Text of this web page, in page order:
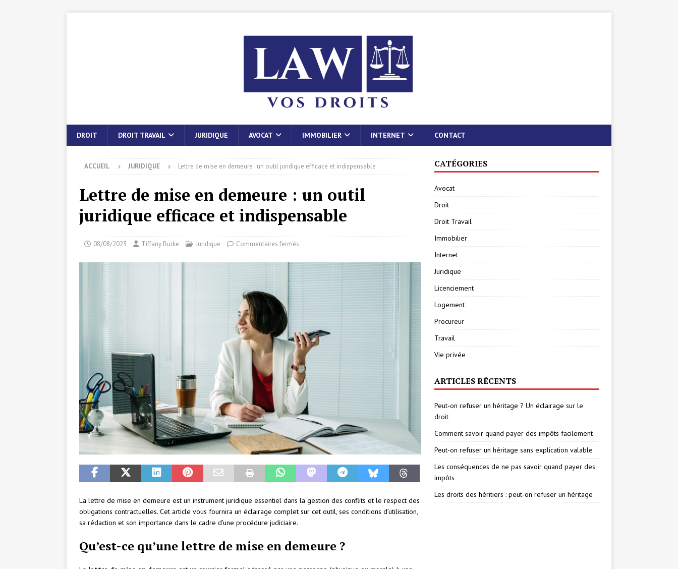
DROIT DROIT TRAVAIL JURIDIQUE AVOCAT IMMOBILIER INTERNET CONTACT
ACCUEIL JURIDIQUE Lettre de mise en demeure : un outil juridique efficace et indispensable
Lettre de mise en demeure : un outil
juridique efficace et indispensable
08/08/2023 Tiffany Burke Juridique Commentaires fermés
La lettre de mise en demeure est un instrument juridique essentiel dans la gestion des conflits et le respect des
obligations contractuelles. Cet article vous fournira un éclairage complet sur cet outil, ses conditions d’utilisation,
sa rédaction et son importance dans le cadre d’une procédure judiciaire.
Qu’est-ce qu’une lettre de mise en demeure ?
CATÉGORIES
Avocat
Droit
Droit Travail
Immobilier
Internet
Juridique
Licenciement
Logement
Procureur
Travail
Vie privée
ARTICLES RÉCENTS
Peut-on refuser un héritage ? Un éclairage sur le
droit
Comment savoir quand payer des impôts facilement
Peut-on refuser un héritage sans explication valable
Les conséquences de ne pas savoir quand payer des
impôts
Les droits des héritiers : peut-on refuser un héritage